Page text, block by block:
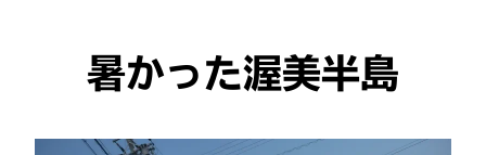
暑かった渥美半島